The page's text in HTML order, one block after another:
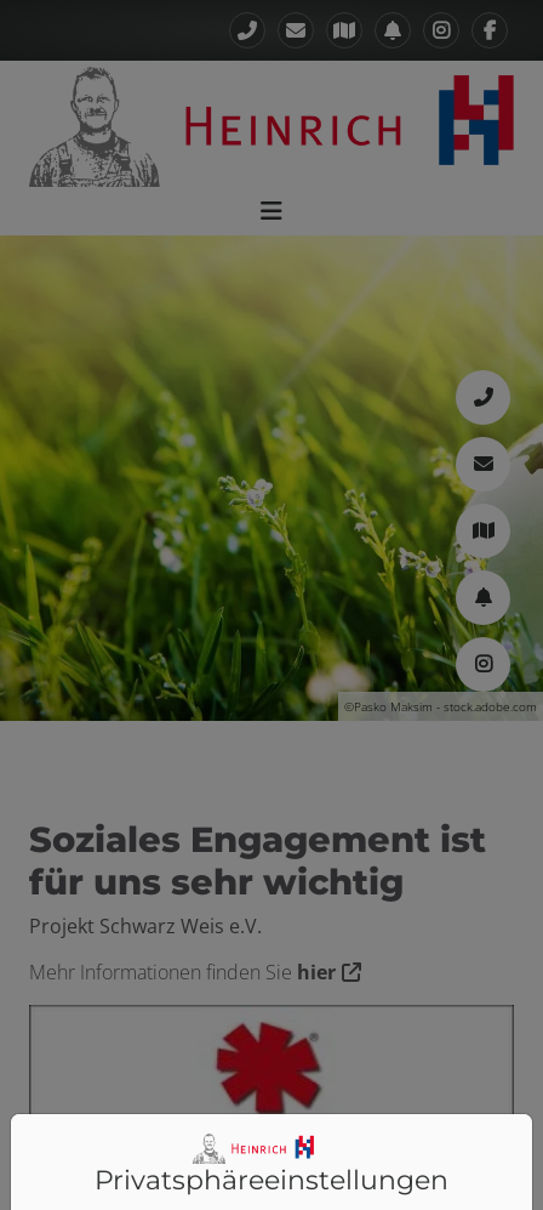
©Pasko Maksim - stock.adobe.com
Soziales Engagement ist
für uns sehr wichtig
Projekt Schwarz Weis e.V.
Mehr Informationen finden Sie hier
Privatsphäre­einstellungen